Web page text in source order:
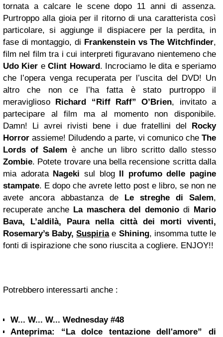
tornata a calcare le scene dopo 11 anni di assenza.
Purtroppo alla gioia per il ritorno di una caratterista così
particolare, si aggiunge il dispiacere per la perdita, in
fase di montaggio, di Frankenstein vs The Witchfinder,
film nel film tra i cui interpreti figuravano nientemeno che
Udo Kier eClint Howard. Incrociamo le dita e speriamo
che l’opera venga recuperata per l’uscita del DVD! Un
altro che non ce l’ha fatta è stato purtroppo il
meraviglioso Richard “Riff Raff” O’Brien, invitato a
partecipare al film ma al momento non disponibile.
Damn! Li avrei rivisti bene i due fratellini del Rocky
Horror assieme! Diludendo a parte, vi comunico che The
Lords of Salem è anche un libro scritto dallo stesso
Zombie. Potete trovare una bella recensione scritta dalla
mia adorata Nageki sul blog Il profumo delle pagine
stampate. E dopo che avrete letto post e libro, se non ne
avete ancora abbastanza de Le streghe di Salem,
recuperate anche La maschera del demonio di Mario
Bava, L’aldilà, Paura nella città dei morti viventi,
Rosemary’s Baby,Suspiria e Shining, insomma tutte le
fonti di ispirazione che sono riuscita a cogliere. ENJOY!!
Potrebbero interessarti anche :
W... W... W... Wednesday #48
Anteprima: “La dolce tentazione dell'amore” di